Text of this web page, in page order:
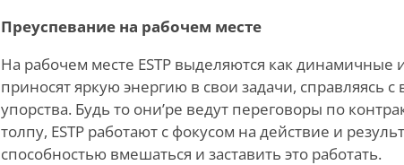
Преуспевание на рабочем месте
На рабочем месте ESTP выделяются как
приносят яркую энергию в свои задачи, справляясь
упорства. Будь то они’ре ведут переговоры по
толпу, ESTP работают с фокусом на действие и
способностью вмешаться и заставить это работать.